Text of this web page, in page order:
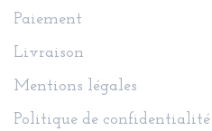
Paiement
Livraison
Mentions légales
Politique de confidentialité